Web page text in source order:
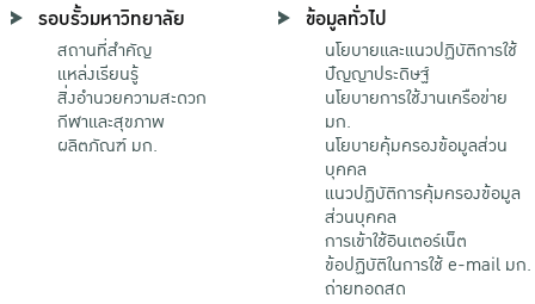
รอบรั้วมหาวิทยาลัย
สถานที่สำคัญ
แหล่งเรียนรู้
สิ่งอำนวยความสะดวก
กีฬาและสุขภาพ
ผลิตภัณฑ์ มก.
ข้อมูลทั่วไป
นโยบายและแนวปฏิบัติการใช้
ปัญญาประดิษฐ์
นโยบายการใช้งานเครือข่าย
มก.
นโยบายคุ้มครองข้อมูลส่วน
บุคคล
แนวปฏิบัติการคุ้มครองข้อมูล
ส่วนบุคคล
การเข้าใช้อินเตอร์เน็ต
ข้อปฏิบัติในการใช้ e-mail มก.
ถ่ายทอดสด